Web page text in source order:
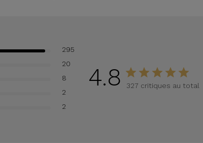
4.8 327 critiques au total
295
20
8
2
2